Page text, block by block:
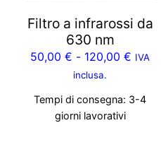
Filtro a infrarossi da
630 nm
50,00 € - 120,00 € IVA
inclusa.
Tempi di consegna: 3-4
giorni lavorativi